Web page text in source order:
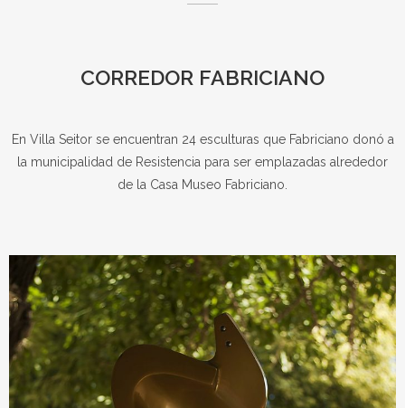
CORREDOR FABRICIANO
En Villa Seitor se encuentran 24 esculturas que Fabriciano donó a
la municipalidad de Resistencia para ser emplazadas alrededor
de la Casa Museo Fabriciano.